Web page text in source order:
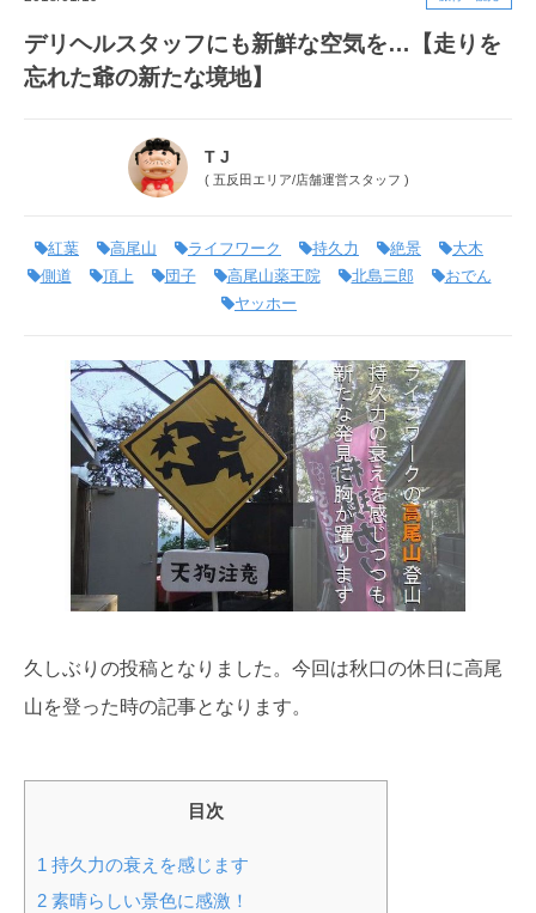
デリヘルスタッフにも新鮮な空気を…【走りを
忘れた爺の新たな境地】
T J
( 五反田エリア/店舗運営スタッフ )
紅葉 高尾山 ライフワーク 持久力 絶景
大木
側道
頂上 団子 高尾山薬王院 北島三郎
おでん
ヤッホー
久しぶりの投稿となりました。今回は秋口の休日に高尾
山を登った時の記事となります。
目次
1 持久力の衰えを感じます
2 素晴らしい景色に感激！